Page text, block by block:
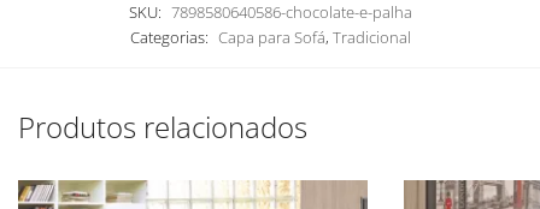
SKU: 7898580640586-chocolate-e-palha
Categorias: Capa para Sofá, Tradicional
Produtos relacionados